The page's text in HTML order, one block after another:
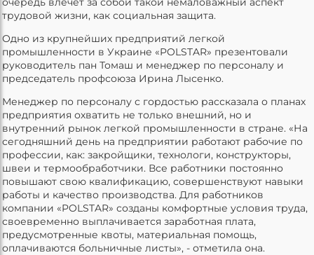
трудовой жизни, как социальная защита.
Одно из крупнейших предприятий легкой
промышленности в Украине «POLSTAR» презентовали
руководитель пан Томаш и менеджер по персоналу и
председатель профсоюза Ирина Лысенко.
Менеджер по персоналу с гордостью рассказала о планах
предприятия охватить не только внешний, но и
внутренний рынок легкой промышленности в стране. «На
сегодняшний день на предприятии работают рабочие по
профессии, как: закройщики, технологи, конструкторы,
швеи и термообработчики. Все работники постоянно
повышают свою квалификацию, совершенствуют навыки
работы и качество производства. Для работников
компании «POLSTAR» созданы комфортные условия труда,
своевременно выплачивается заработная плата,
предусмотренные квоты, материальная помощь,
оплачиваются больничные листы», - отметила она.